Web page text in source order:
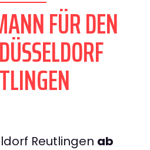
FÜR DEN
Reutlingen ab